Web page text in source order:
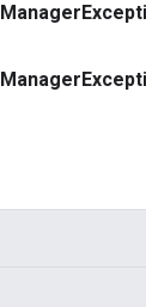
Manager
Manager